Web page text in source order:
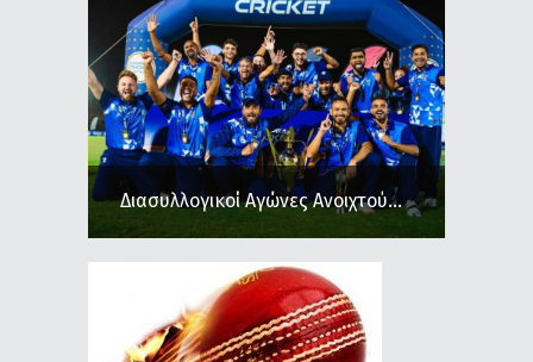
Διασυλλογικοί Αγώνες Ανοιχτού...